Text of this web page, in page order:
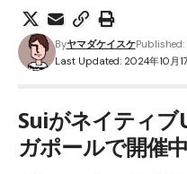
Last Updated: 2024年10月
ByヤマダケイスケPublished:
Suiがネイティブ
ガポールで開催